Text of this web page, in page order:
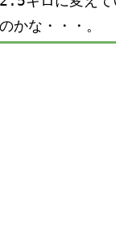
のかな・・・。